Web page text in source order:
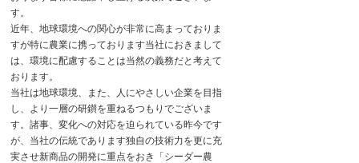
す。
近年、地球環境への関心が非常に高まっておりま
すが特に農業に携っております当社におきまして
は、環境に配慮することは当然の義務だと考えて
おります。
当社は地球環境、また、人にやさしい企業を目指
し、より一層の研鑚を重ねるつもりでございま
す。諸事、変化への対応を迫られている昨今です
が、当社の伝統であります独自の技術力を更に充
実させ新商品の開発に重点をおき「シーダー農